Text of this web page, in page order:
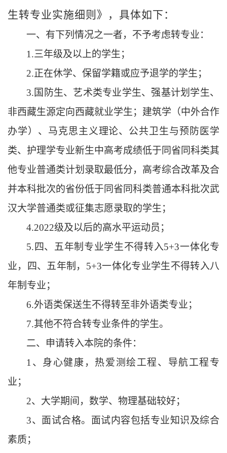
生转专业实施细则》，具体如下：
一、 有下列情况之一者，不予考虑转专业：
1.三年级及以上的学生；
2.正在休学、保留学籍或应予退学的学生；
3.国防生、艺术类专业学生、强基计划学生、
非西藏生源定向西藏就业学生；建筑学（中外合作
办学）、马克思主义理论、公共卫生与预防医学
类、护理学专业新生中高考成绩低于同省同科类其
他专业普通类计划录取最低分，高考综合改革及合
并本科批次的省份低于同 省同科类普通本科批次武
汉大学普通类或征集志愿录取的学生；
4.2022级及以后的高水平运动员；
5.四、五年制专业学生不得转入5+3一体化专
业，四、五年制，5+3一体化专业学生不得转入八
年制专业；
6.外语类保送生不得转至非外语类专业；
7.其他不符合转专业条件的学生。
二、 申请转入本院的条件：
1、 身心健康，热爱测绘工程、导航工程专
业；
2、 大学期间 ， 数学、 物理基础较好；
3、 面试合格。面试内容包括专业知识及综合
素质；